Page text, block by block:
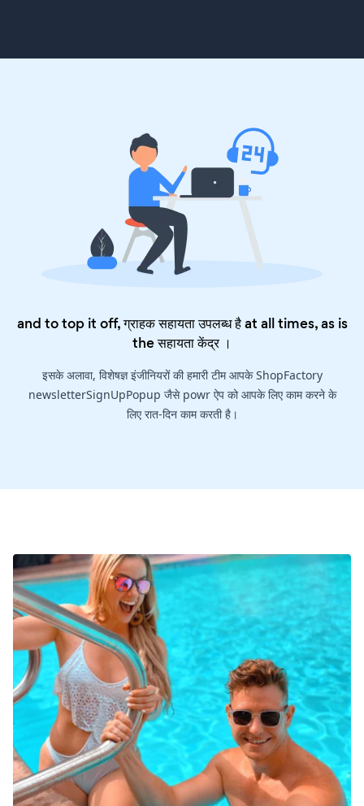
and to top it off, ग्राहक सहायता उपलब्ध है at all times, as is
theसहायता केंद्र।
इसके अलावा, विशेषज्ञ इंजीनियरों की हमारी टीम आपके ShopFactory
newsletterSignUpPopup जैसे powr ऐप को आपके लिए काम करने के
लिए रात-दिन काम करती है।